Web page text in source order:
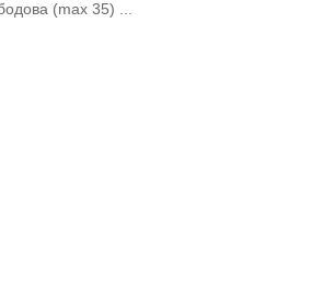
(max 35) ...